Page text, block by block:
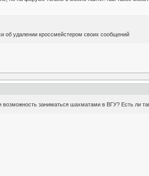
об удалении кроссмейстером своих сообщений
возможность заниматься шахматами в ВГУ? Есть ли